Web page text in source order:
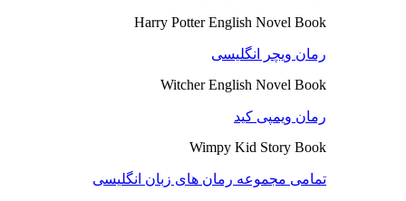
Harry Potter English Novel Book
رمان ویچر انگلیسی
Witcher English Novel Book
رمان ویمپی کید
Wimpy Kid Story Book
تمامی مجموعه رمان های زبان انگلیسی